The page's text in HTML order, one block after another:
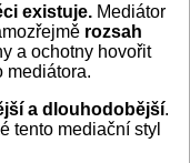
existuje. Mediátor
rozsah
a ochotny hovořit
mediátora.
a dlouhodobější.
tento mediační styl